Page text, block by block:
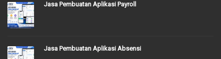
Jasa Pembuatan Aplikasi Payroll
Jasa Pembuatan Aplikasi Absensi